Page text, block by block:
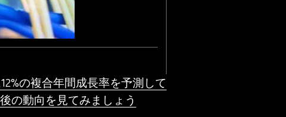
の複合年間成長率を予測して
の動向を見てみましょう